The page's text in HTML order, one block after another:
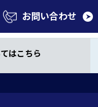
お問い合わせ
はこちら